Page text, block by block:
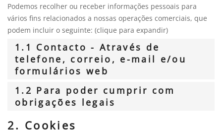
Podemos recolher ou receber informações pessoais para
vários fins relacionados a nossas operações comerciais, que
podem incluir o seguinte: (clique para expandir)
1.1 Contacto - Através de
telefone, correio, e-mail e/ou
formulários web
1.2 Para poder cumprir com
obrigações legais
2. Cookies